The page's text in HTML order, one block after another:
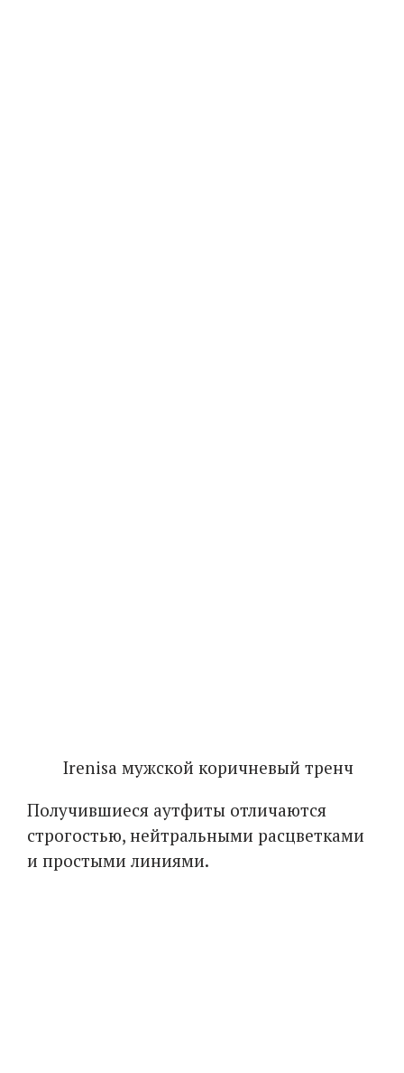
Irenisa мужской коричневый тренч
Получившиеся аутфиты отличаются
строгостью, нейтральными расцветками
и простыми линиями.